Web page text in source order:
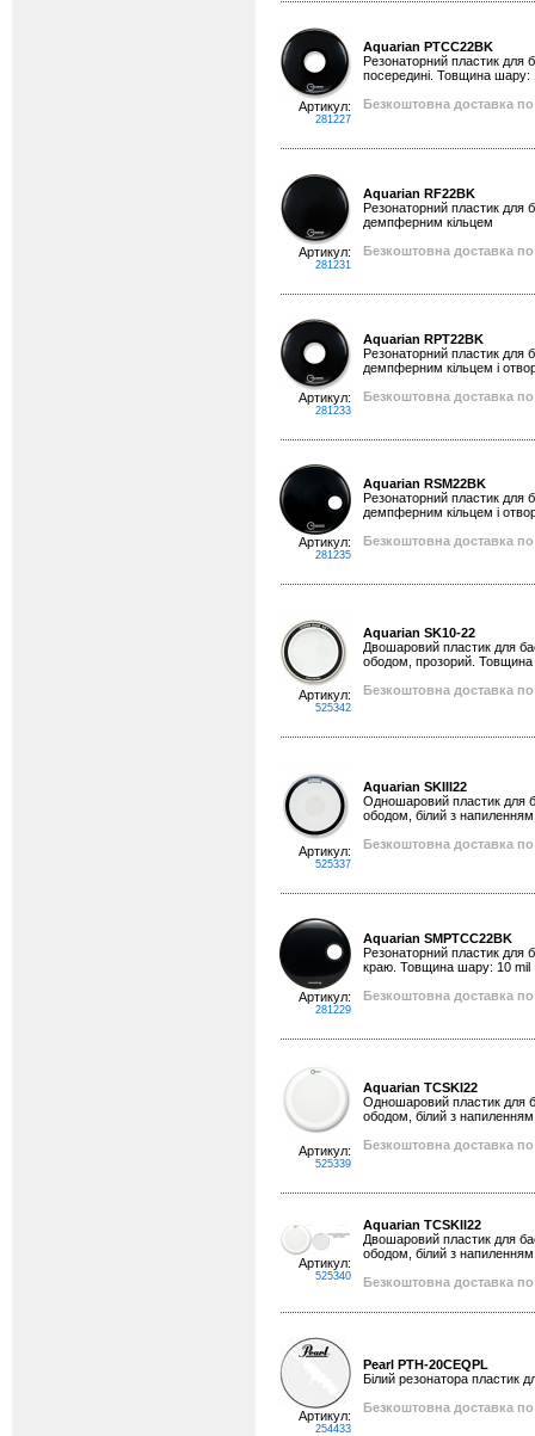
Артикул:
281227
Aquarian PTCC22BK
Резонаторний пластик для
посередині. Товщина шару:
Безкоштовна доставка по
Артикул:
281231
Aquarian RF22BK
Резонаторний пластик для
демпферним кільцем
Безкоштовна доставка по
Артикул:
281233
Aquarian RPT22BK
Резонаторний пластик для
демпферним кільцем і
Безкоштовна доставка по
Артикул:
281235
Aquarian RSM22BK
Резонаторний пластик для
демпферним кільцем і
Безкоштовна доставка по
Артикул:
525342
Aquarian SK10-22
Двошаровий пластик для
ободом, прозорий.
Безкоштовна доставка по
Артикул:
525337
Aquarian SKIII22
Одношаровий пластик для
ободом, білий з
Безкоштовна доставка по
Артикул:
281229
Aquarian SMPTCC22BK
Резонаторний пластик для
краю. Товщина шару: 10 mil
Безкоштовна доставка по
Артикул:
525339
Aquarian TCSKI22
Одношаровий пластик для
ободом, білий з
Безкоштовна доставка по
Артикул:
525340
Aquarian TCSKII22
Двошаровий пластик для
ободом, білий з
Безкоштовна доставка по
Артикул:
254433
Pearl PTH-20CEQPL
Білий резонатора пластик
Безкоштовна доставка по